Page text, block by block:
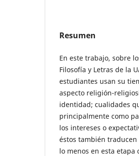
Resumen
En este trabajo, sobre
Filosofía y Letras de la
estudiantes usan su
aspecto religión-
identidad; cualidades
principalmente como
los intereses o
éstos también
lo menos en esta etapa